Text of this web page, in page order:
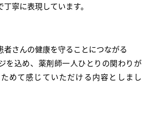
寧に表現しています。
者さんの健康を守ることにつながる
を込め、薬剤師一人ひとりの関わりが
めて感じていただける内容としまし